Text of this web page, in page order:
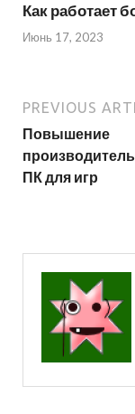
Как работает
Июнь 17, 2023
PREVIOUS
Повышение
ПК для игр